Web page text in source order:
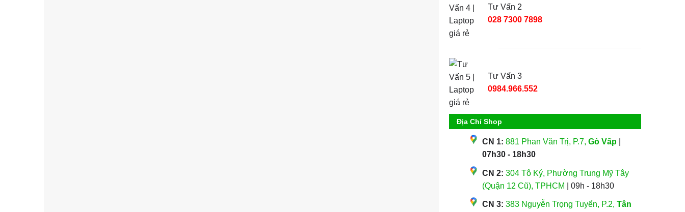
Tư Vấn 2
028 7300 7898
Tư Vấn 3
0984.966.552
Địa Chỉ Shop
CN 1: 881 Phan Văn Trị, P.7, Gò Vấp|
07h30 - 18h30
CN 2: 304 Tô Ký, Phường Trung Mỹ Tây
(Quận 12 Cũ), TPHCM | 09h - 18h30
CN 3: 383 Nguyễn Trọng Tuyển, P.2, Tân